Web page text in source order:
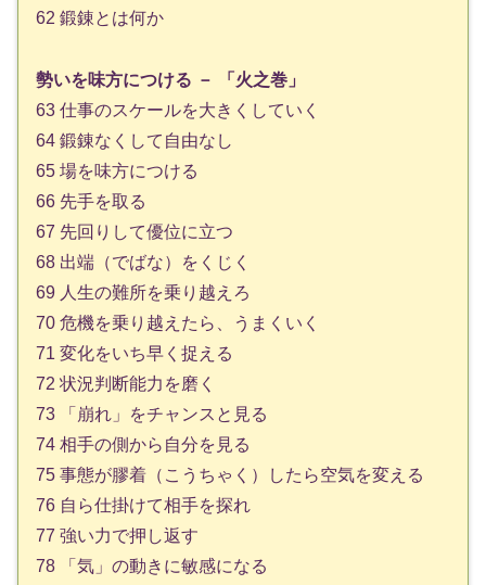
62 鍛錬とは何か
勢いを味方につける － 「火之巻」
63 仕事のスケールを大きくしていく
64 鍛錬なくして自由なし
65 場を味方につける
66 先手を取る
67 先回りして優位に立つ
68 出端（でばな）をくじく
69 人生の難所を乗り越えろ
70 危機を乗り越えたら、うまくいく
71 変化をいち早く捉える
72 状況判断能力を磨く
73 「崩れ」をチャンスと見る
74 相手の側から自分を見る
75 事態が膠着（こうちゃく）したら空気を変える
76 自ら仕掛けて相手を探れ
77 強い力で押し返す
78 「気」の動きに敏感になる